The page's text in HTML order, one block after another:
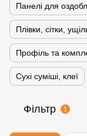
Панелі для
Плівки, сітки,
Профіль та
Сухі суміші, клеї
Фільтр 1